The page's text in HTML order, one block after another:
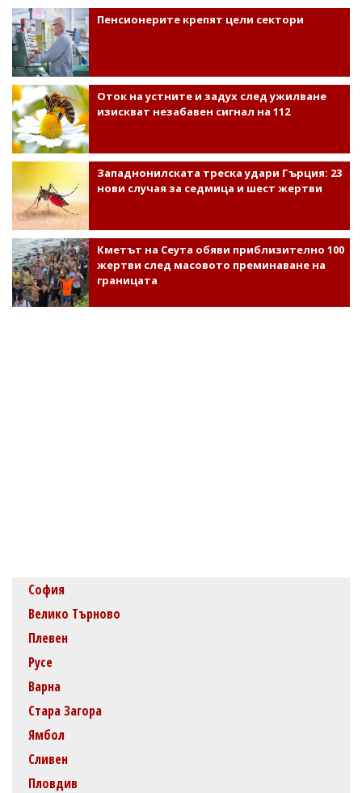
Пенсионерите крепят цели сектори
Оток на устните и задух след ужилване
изискват незабавен сигнал на 112
Западнонилската треска удари Гърция: 23
нови случая за седмица и шест жертви
Кметът на Сеута обяви приблизително 100
жертви след масовото преминаване на
границата
София
Велико Търново
Плевен
Русе
Варна
Стара Загора
Ямбол
Сливен
Пловдив